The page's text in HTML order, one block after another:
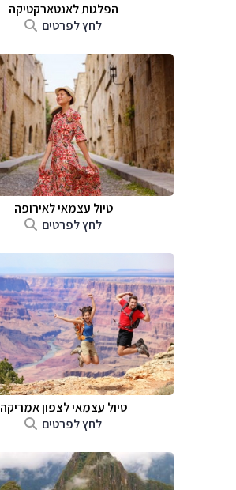
הפלגות לאנטארקטיקה
לחץ לפרטים
טיול עצמאי לאירופה
לחץ לפרטים
טיול עצמאי לצפון אמריקה
לחץ לפרטים